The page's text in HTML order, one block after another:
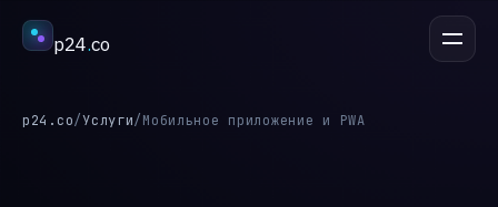
p24.co
ОБСУДИТЬ ПРОЕКТ
p24.co/Услуги/Мобильное приложение и PWA